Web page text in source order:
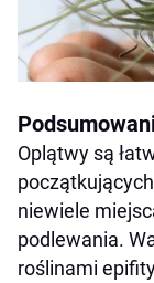
Oplątwy są
niewiele
podlewania.
roślinami